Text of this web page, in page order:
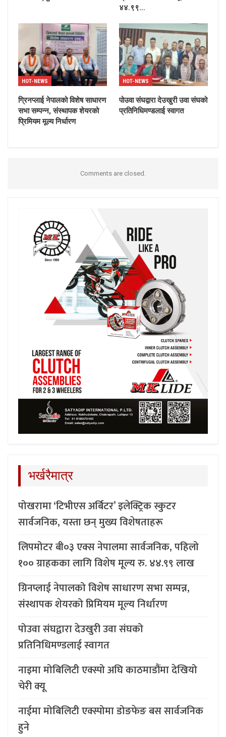
४४.९९…
HOT-NEWS
ग्रिनप्लाई नेपालको विशेष साधारण
सभा सम्पन्न, संस्थापक शेयरको
प्रिमियम मूल्य निर्धारण
HOT-NEWS
पोउवा संघद्वारा देउखुरी उवा संघको
प्रतिनिधिमण्डलाई स्वागत
Comments are closed.
भर्खरैमात्र
पोखरामा ‘टिभीएस अर्बिटर’ इलेक्ट्रिक स्कुटर
सार्वजनिक, यस्ता छन् मुख्य विशेषताहरू
लिपमोटर बी०३ एक्स नेपालमा सार्वजनिक, पहिलो
१०० ग्राहकका लागि विशेष मूल्य रु. ४४.९९ लाख
ग्रिनप्लाई नेपालको विशेष साधारण सभा सम्पन्न,
संस्थापक शेयरको प्रिमियम मूल्य निर्धारण
पोउवा संघद्वारा देउखुरी उवा संघको
प्रतिनिधिमण्डलाई स्वागत
नाइमा मोबिलिटी एक्स्पो अघि काठमाडौंमा देखियो
चेरी क्यू
नाईमा मोबिलिटी एक्स्पोमा डोङफेङ बस सार्वजनिक
हुने